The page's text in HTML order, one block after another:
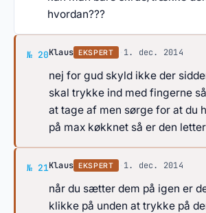
hvordan???
№ 20Svar af Klaus
Klaus EKSPERT 1. dec. 2014
nej for gud skyld ikke der
skal trykke ind med fingerne
at tage af men sørge for at du
på max køkknet så er den
№ 21Svar af Klaus
Klaus EKSPERT 1. dec. 2014
når du sætter dem på igen er
klikke på unden at trykke på